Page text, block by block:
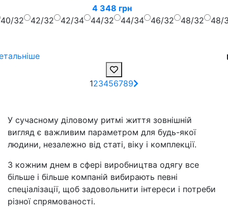
4 348 грн
40/32
42/32 42/34 44/32 44/34 46/32 48/32 48/
123456789
У сучасному діловому ритмі життя зовнішній
вигляд є важливим параметром для будь-якої
людини, незалежно від статі, віку і комплекції.
З кожним днем ​​в сфері виробництва одягу все
більше і більше компаній вибирають певні
спеціалізації, щоб задовольнити інтереси і потреби
різної спрямованості.